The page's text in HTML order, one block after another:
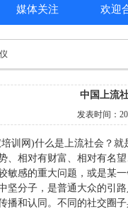
媒体关注 欢迎
中国上流
发表时间：
训网)什么是上流社会？
、相对有财富、相对有名
敏感的重大问题，或是某
坚分子，是普通大众的引
播和认同。不同的社交圈